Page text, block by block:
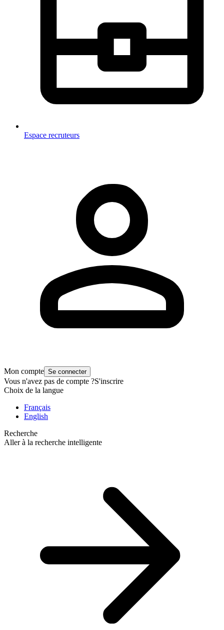
Espace recruteurs
Mon compte Se connecter
Vous n'avez pas de compte ?S'inscrire
Choix de la langue
Français
English
Recherche
Aller à la recherche intelligente